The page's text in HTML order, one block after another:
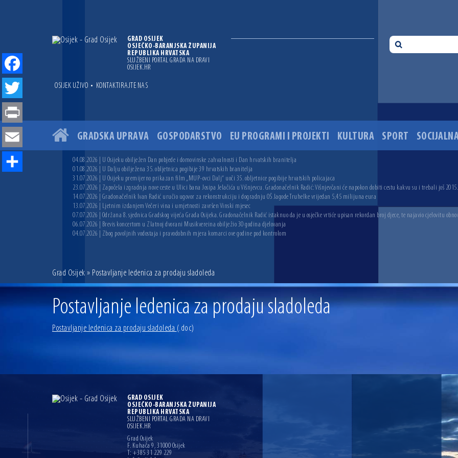
GRAD OSIJEK
OSJEČKO-BARANJSKA ŽUPANIJA
REPUBLIKA HRVATSKA
SLUŽBENI PORTAL GRADA NA DRAVI
OSIJEK.HR
OSIJEK UŽIVO • KONTAKTIRAJTE NAS
GRADSKA UPRAVA GOSPODARSTVO EU PROGRAMI I PROJEKTI KULTURA SPORT
04.08.2026 | U Osijeku obilježen Dan pobjede i domovinske zahvalnosti i Dan hrvatskih branitelja
01.08.2026 | U Dalju obilježena 35. obljetnica pogibije 39 hrvatskih branitelja
31.07.2026 | U Osijeku premijerno prikazan film „MUP-ovci Dalj“ uoči 35. obljetnice pogibije hrvatskih policajaca
23.07.2026 | Započela izgradnja nove ceste u Ulici bana Josipa Jelačića u Višnjevcu. Gradonačelnik Radić: Višnjevčani će napokon dobiti cestu kakvu su i trebali još
14.07.2026 | Gradonačelnik Ivan Radić uručio ugovor za rekonstrukciju i dogradnju OŠ Jagode Truhelke vrijedan 5,45 milijuna eura
13.07.2026 | Ljetnim izdanjem Večeri vina i umjetnosti završen Vinski mjesec
07.07.2026 | Održana 8. sjednica Gradskog vijeća Grada Osijeka. Gradonačelnik Radić istaknuo da je u osječke vrtiće upisan rekordan broj djece, te najavio cjelovitu
06.07.2026 | Brevis koncertom u Zlatnoj dvorani Musikvereina obilježio 30 godina djelovanja
04.07.2026 | Zbog povoljnih vodostaja i pravodobnih mjera komarci ove godine pod kontrolom
Grad Osijek » Postavljanje ledenica za prodaju sladoleda
Postavljanje ledenica za prodaju sladoleda
Postavljanje ledenica za prodaju sladoleda (.doc)
GRAD OSIJEK
OSJEČKO-BARANJSKA ŽUPANIJA
REPUBLIKA HRVATSKA
SLUŽBENI PORTAL GRADA NA DRAVI
OSIJEK.HR
Grad Osijek
F. Kuhača 9, 31000 Osijek
T: +385 31 229 229
Facebook
Twitter
Print
Email